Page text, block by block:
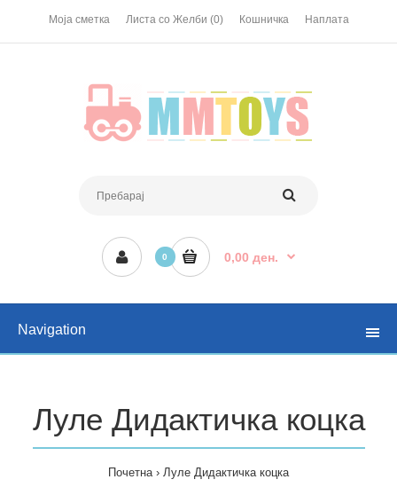
Моја сметка Листа со Желби (0) Кошничка Наплата
0 0,00 ден.
Navigation
Луле Дидактичка коцка
Почетна Луле Дидактичка коцка